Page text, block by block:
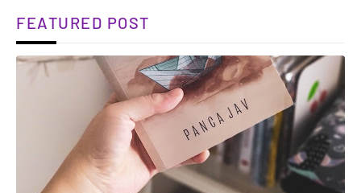
FEATURED POST